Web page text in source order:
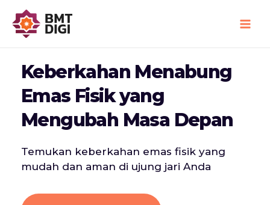
content
Keberkahan Menabung
Emas Fisik yang
Mengubah Masa Depan
Temukan keberkahan emas fisik yang
mudah dan aman di ujung jari Anda